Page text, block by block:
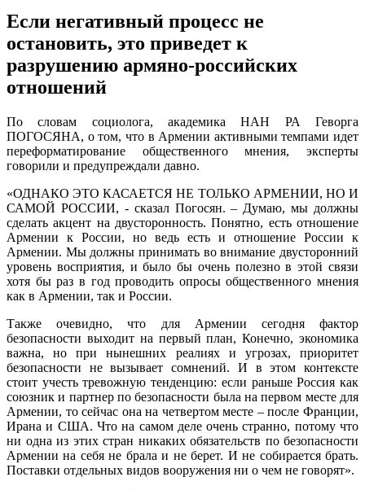
Если негативный процесс не
остановить, это приведет к
разрушению армяно-российских
отношений
По словам социолога, академика НАН РА Геворга
ПОГОСЯНА, о том, что в Армении активными темпами идет
переформатирование общественного мнения, эксперты
говорили и предупреждали давно.
«ОДНАКО ЭТО КАСАЕТСЯ НЕ ТОЛЬКО АРМЕНИИ, НО И
САМОЙ РОССИИ, - сказал Погосян. – Думаю, мы должны
сделать акцент на двусторонность. Понятно, есть отношение
Армении к России, но ведь есть и отношение России к
Армении. Мы должны принимать во внимание двусторонний
уровень восприятия, и было бы очень полезно в этой связи
хотя бы раз в год проводить опросы общественного мнения
как в Армении, так и России.
Также очевидно, что для Армении сегодня фактор
безопасности выходит на первый план, Конечно, экономика
важна, но при нынешних реалиях и угрозах, приоритет
безопасности не вызывает сомнений. И в этом контексте
стоит учесть тревожную тенденцию: если раньше Россия как
союзник и партнер по безопасности была на первом месте для
Армении, то сейчас она на четвертом месте – после Франции,
Ирана и США. Что на самом деле очень странно, потому что
ни одна из этих стран никаких обязательств по безопасности
Армении на себя не брала и не берет. И не собирается брать.
Поставки отдельных видов вооружения ни о чем не говорят».